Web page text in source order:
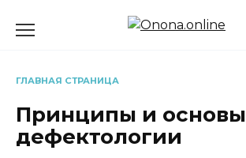
ГЛАВНАЯ СТРАНИЦА
Принципы и основы
дефектологии